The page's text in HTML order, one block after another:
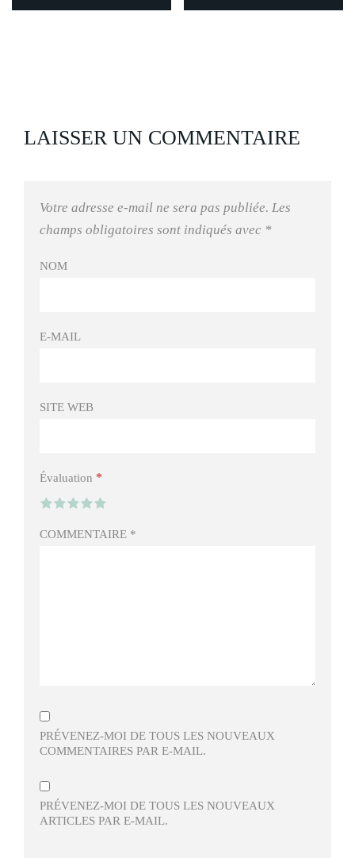
LAISSER UN COMMENTAIRE
Votre adresse e-mail ne sera pas publiée. Les
champs obligatoires sont indiqués avec *
NOM
E-MAIL
SITE WEB
Évaluation *
COMMENTAIRE *
PRÉVENEZ-MOI DE TOUS LES NOUVEAUX
COMMENTAIRES PAR E-MAIL.
PRÉVENEZ-MOI DE TOUS LES NOUVEAUX
ARTICLES PAR E-MAIL.